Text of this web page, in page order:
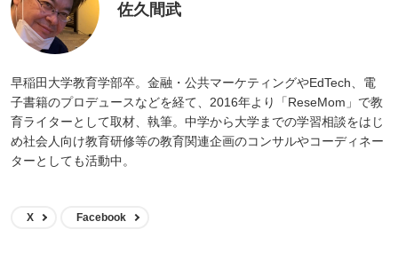
佐久間武
早稲田大学教育学部卒。金融・公共マーケティングやEdTech、電
子書籍のプロデュースなどを経て、2016年より「ReseMom」で教
育ライターとして取材、執筆。中学から大学までの学習相談をはじ
め社会人向け教育研修等の教育関連企画のコンサルやコーディネー
ターとしても活動中。
X Facebook